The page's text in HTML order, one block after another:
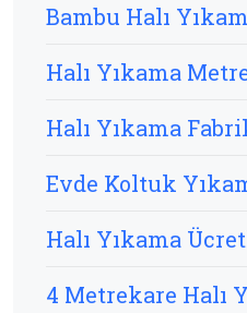
Bambu Halı
Halı Yıkama
Halı Yıkama
Evde Koltuk
Halı Yıkama
4 Metrekare Halı